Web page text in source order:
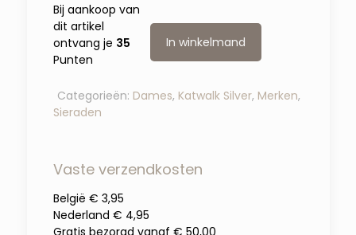
Bij aankoop van
dit artikel
ontvang je 35
Punten
In winkelmand
Categorieën: Dames, Katwalk Silver, Merken,
Sieraden
Vaste verzendkosten
België € 3,95
Nederland € 4,95
Gratis bezorgd vanaf € 50,00